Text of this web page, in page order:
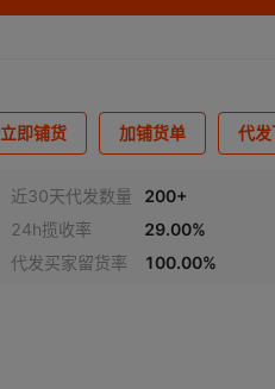
立即铺货 加铺货单 代
近30天代发数量
200+
24h揽收率
29.00%
代发买家留货率 100.00%